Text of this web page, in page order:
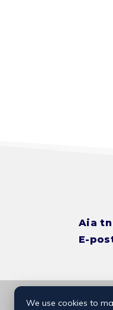
Aia tn
E-
We use cookies to